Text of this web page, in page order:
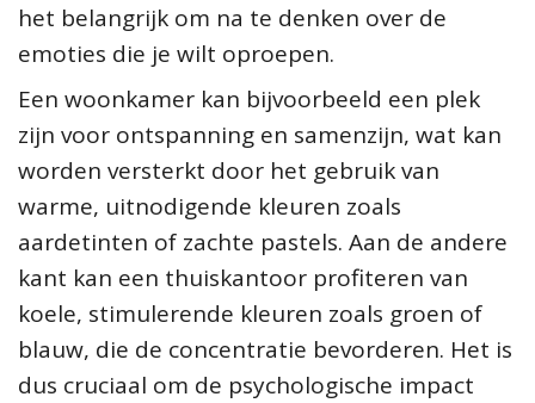
het belangrijk om na te denken over de
emoties die je wilt oproepen.
Een woonkamer kan bijvoorbeeld een plek
zijn voor ontspanning en samenzijn, wat kan
worden versterkt door het gebruik van
warme, uitnodigende kleuren zoals
aardetinten of zachte pastels. Aan de andere
kant kan een thuiskantoor profiteren van
koele, stimulerende kleuren zoals groen of
blauw, die de concentratie bevorderen. Het is
dus cruciaal om de psychologische impact